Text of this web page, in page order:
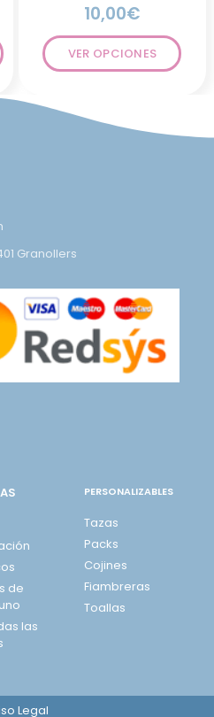
10,00€
VER OPCIONES
Granollers
de
las
PERSONALIZABLES
Tazas
Packs
Cojines
Fiambreras
Toallas
Legal